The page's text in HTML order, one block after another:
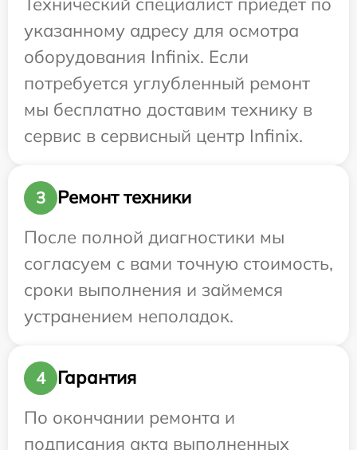
указанному адресу для осмотра
оборудования Infinix. Если
потребуется углубленный ремонт
мы бесплатно доставим технику в
сервис в сервисный центр Infinix.
3
Ремонт техники
После полной диагностики мы
согласуем с вами точную стоимость,
сроки выполнения и займемся
устранением неполадок.
4
Гарантия
По окончании ремонта и
подписания акта выполненных